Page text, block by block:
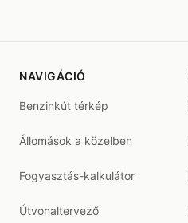
NAVIGÁCIÓ
Benzinkút térkép
Állomások a közelben
Fogyasztás-kalkulátor
Útvonaltervező